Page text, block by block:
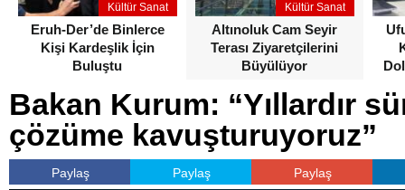
Kültür Sanat
Eruh-Der’de Binlerce
Kişi Kardeşlik İçin
Buluştu
Kültür Sanat
Altınoluk Cam Seyir
Terası Ziyaretçilerini
Büyülüyor
Bakan Kurum: “Yıllardır
çözüme kavuşturuyoruz”
Paylaş Paylaş Paylaş